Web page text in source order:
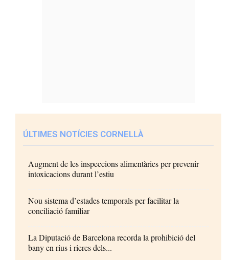
ÚLTIMES NOTÍCIES CORNELLÀ
Augment de les inspeccions alimentàries per prevenir
intoxicacions durant l’estiu
Nou sistema d’estades temporals per facilitar la
conciliació familiar
La Diputació de Barcelona recorda la prohibició del
bany en rius i rieres dels...